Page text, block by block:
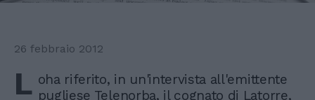
26 febbraio 2012
L oha riferito, in un'intervista all'emittente
pugliese Telenorba, il cognato di Latorre,